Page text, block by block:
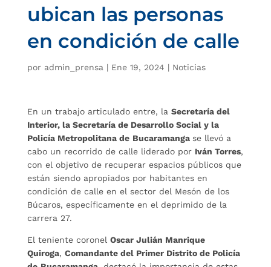
ubican las personas
en condición de calle
por admin_prensa | Ene 19, 2024 | Noticias
En un trabajo articulado entre, la Secretaría del
Interior, la Secretaría de Desarrollo Social y la
Policía Metropolitana de Bucaramanga se llevó a
cabo un recorrido de calle liderado por Iván Torres,
con el objetivo de recuperar espacios públicos que
están siendo apropiados por habitantes en
condición de calle en el sector del Mesón de los
Búcaros, específicamente en el deprimido de la
carrera 27.
El teniente coronel Oscar Julián Manrique
Quiroga, Comandante del Primer Distrito de Policía